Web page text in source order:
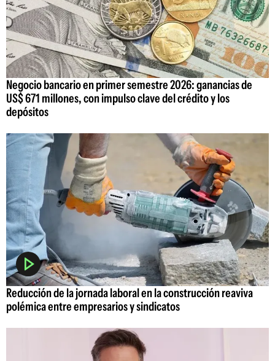
Negocio bancario en primer semestre 2026: ganancias de
US$ 671 millones, con impulso clave del crédito y los
depósitos
Reducción de la jornada laboral en la construcción reaviva
polémica entre empresarios y sindicatos